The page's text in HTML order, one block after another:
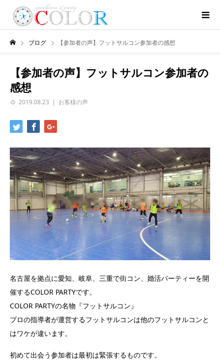
ブログ 【参加者の声】フットサルコン参加者の感想
【参加者の声】フットサルコン参加者の
感想
2019.08.23 お客様の声
名古屋を拠点に愛知、岐阜、三重で街コン、婚活パーティーを開
催するCOLOR PARTYです。
COLOR PARTYの名物『フットサルコン』
プロの指導者が運営するフットサルコンは他のフットサルコンと
はワケが違います。
初めて出会う参加者は最初は緊張するものです。